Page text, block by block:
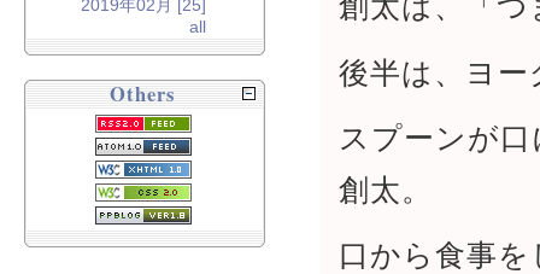
創太は、「
後半は、ヨ
スプーンが
創太。
口から食事
2019年02月 [25]
all
Others